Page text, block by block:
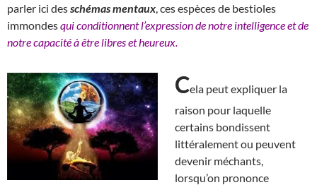
parler ici desschémas mentaux , ces espèces de bestioles
immondesqui conditionnent l’expression de notre intelligence et de
notre capacité à être libres et heureux.
Cela peut expliquer la
raison pour laquelle
certains bondissent
littéralement ou peuvent
devenir méchants,
lorsqu’on prononce